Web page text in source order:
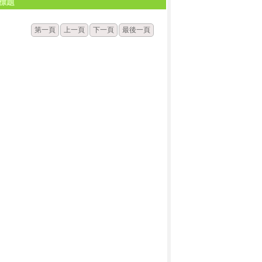
第一頁 上一頁 下一頁 最後一頁